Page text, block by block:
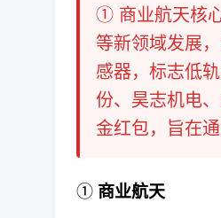
① 商业航天​核
等新领域发展
感器，标志低
份、昊志机电
金红包，旨在
① 商业航天